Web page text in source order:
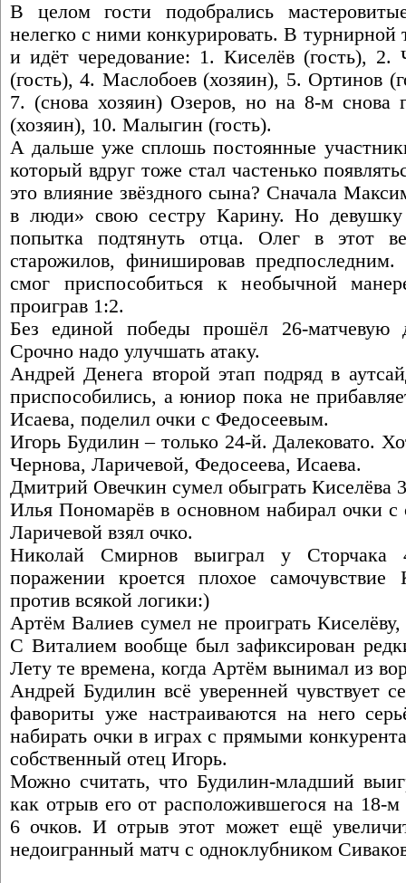
В целом гости подобрались
нелегко с ними конкурировать. В турнирной
и идёт чередование: 1. Киселёв (гость),
(гость), 4. Маслобоев (хозяин), 5. Ортинов
7. (снова хозяин) Озеров, но на 8-м снова
(хозяин), 10. Малыгин (гость).
А дальше уже сплошь постоянные
который вдруг тоже стал частенько
это влияние звёздного сына? Сначала
в люди» свою сестру Карину. Но девушку
попытка подтянуть отца. Олег в этот
старожилов, финишировав
смог приспособиться к необычной
проиграв 1:2.
Без единой победы прошёл 26-матчевую
Срочно надо улучшать атаку.
Андрей Денега второй этап подряд в
приспособились, а юниор пока не
Исаева, поделил очки с Федосеевым.
Игорь Будилин – только 24-й. Далековато.
Чернова, Ларичевой, Федосеева, Исаева.
Дмитрий Овечкин сумел обыграть Киселёва
Илья Пономарёв в основном набирал очки
Ларичевой взял очко.
Николай Смирнов выиграл у
поражении кроется плохое
против всякой логики:)
Артём Валиев сумел не проиграть
С Виталием вообще был зафиксирован
Лету те времена, когда Артём вынимал из
Андрей Будилин всё уверенней чувствует
фавориты уже настраиваются на него
набирать очки в играх с прямыми
собственный отец Игорь.
Можно считать, что Будилин-младший
как отрыв его от расположившегося на 18-
6 очков. И отрыв этот может ещё
недоигранный матч с одноклубником